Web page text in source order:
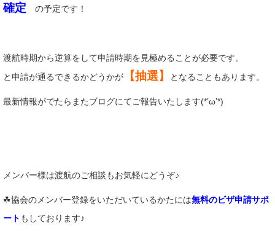
確定 の予定です！
渡航時期から逆算をして申請時期を見極めることが必要です。
と申請が通るできるかどうかが
【抽選】 となることもあります。
最新情報がでたらまたブログにてご報告いたします(*’ω’*)
メンバー様は渡航のご相談もお気軽にどうぞ♪
☘協会のメンバー登録をいただいているかたには無料のビザ申請サポ
ート もしております♪